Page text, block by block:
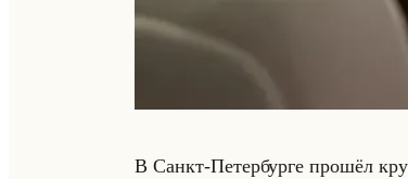
В Санкт-Пе­тер­бур­ге про­шёл